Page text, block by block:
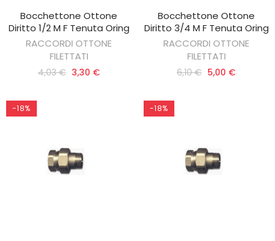
AGGIUNGI AL CARRELLO
Bocchettone Ottone
Diritto 1/2 M F Tenuta Oring
RACCORDI OTTONE
FILETTATI
4,03 € 3,30 €
AGGIUNGI AL CARRELLO
Bocchettone Ottone
Diritto 3/4 M F Tenuta Oring
RACCORDI OTTONE
FILETTATI
6,10 € 5,00 €
-18% -18%